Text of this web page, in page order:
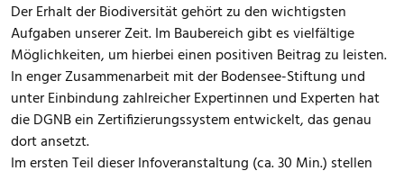
Der Erhalt der Biodiversität gehört zu den wichtigsten
Aufgaben unserer Zeit. Im Baubereich gibt es vielfältige
Möglichkeiten, um hierbei einen positiven Beitrag zu leisten.
In enger Zusammenarbeit mit der Bodensee-Stiftung und
unter Einbindung zahlreicher Expertinnen und Experten hat
die DGNB ein Zertifizierungssystem entwickelt, das genau
dort ansetzt.
Im ersten Teil dieser Infoveranstaltung (ca. 30 Min.) stellen